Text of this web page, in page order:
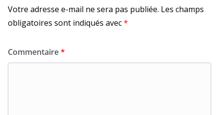
Votre adresse e-mail ne sera pas publiée. Les champs
obligatoires sont indiqués avec*
Commentaire*